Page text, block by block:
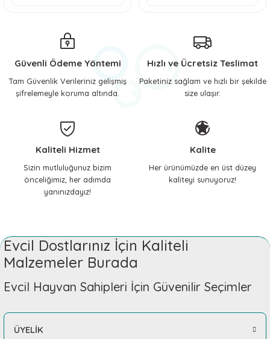
Güvenli Ödeme Yöntemi
Tam Güvenlik Verileriniz gelişmiş
şifrelemeyle koruma altında.
Hızlı ve Ücretsiz Teslimat
Paketiniz sağlam ve hızlı bir şekilde
size ulaşır.
Kaliteli Hizmet
Sizin mutluluğunuz bizim
önceliğimiz, her adımda
yanınızdayız!
Kalite
Her ürünümüzde en üst düzey
kaliteyi sunuyoruz!
Evcil Dostlarınız İçin Kaliteli
Malzemeler Burada
Evcil Hayvan Sahipleri İçin Güvenilir Seçimler
ÜYELİK